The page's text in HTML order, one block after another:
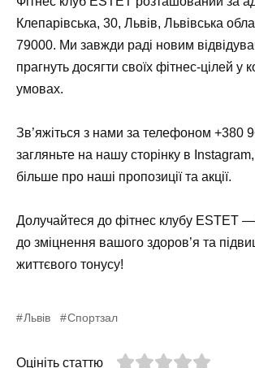
Клепарівська, 30, Львів, Львівська
79000. Ми завжди раді новим
прагнуть досягти своїх фітнес-цілей у
умовах.
Зв’яжіться з нами за телефоном +380
загляньте на нашу сторінку в
більше про наші пропозиції та акції.
Долучайтеся до фітнес клубу ESTET
до зміцнення вашого здоров’я та
життєвого тонусу!
Львів Спортзал
Оцініть статтю